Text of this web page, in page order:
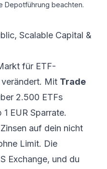
Depotführung beachten.
Scalable Capital &
für ETF-
Mit Trade
2.500 ETFs
EUR Sparrate.
auf dein nicht
Limit. Die
Exchange, und du